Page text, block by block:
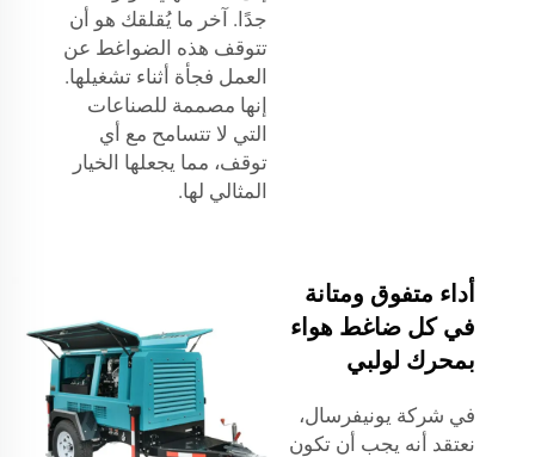
جدًا. آخر ما يُقلقك هو أن
تتوقف هذه الضواغط عن
العمل فجأة أثناء تشغيلها.
إنها مصممة للصناعات
التي لا تتسامح مع أي
توقف، مما يجعلها الخيار
المثالي لها.
أداء متفوق ومتانة
في كل ضاغط هواء
بمحرك لولبي
في شركة يونيفرسال،
نعتقد أنه يجب أن تكون